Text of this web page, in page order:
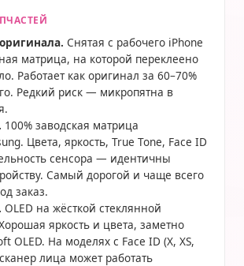
Снятая с рабочего iPhone
матрица, на которой переклеено
Работает как оригинал за 60–70%
Редкий риск — микропятна в
100% заводская матрица
Цвета, яркость, True Tone, Face ID
сенсора — идентичны
Самый дорогой и чаще всего
заказ.
OLED на жёсткой стеклянной
яркость и цвета, заметно
OLED. На моделях с Face ID (X, XS,
лица может работать